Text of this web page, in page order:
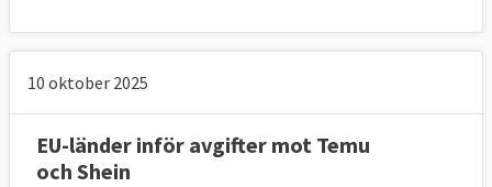
10 oktober 2025
EU-länder inför avgifter mot Temu
och Shein